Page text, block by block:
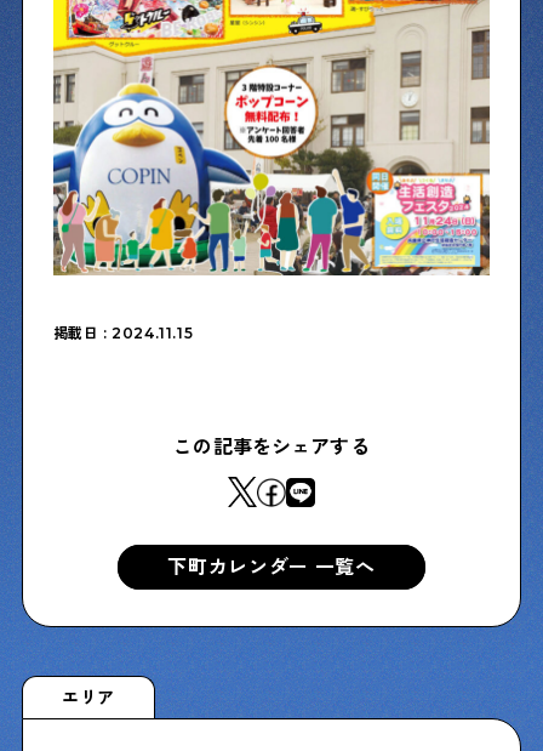
下町の店≒家
下町ならではの家みたいな店を紹介する記事です
ぶらり、下町
下町の特集記事です
下町の「あの人」×「あの人」の科学反応を楽しむ企
画です
シタマチコウベについて
下町マップ
下町カレンダー
下町START UP
週刊下町日和
Stay Home
下町寫眞
掲載日 : 2024.11.15
この記事をシェアする
下町カレンダー 一覧へ
エリア